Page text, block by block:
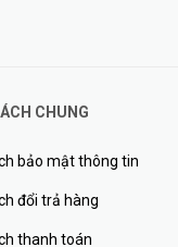
48 RJ-45
1000BASE-
1000BASE-
4 SFP+ 1/
CHUNG
bảo mật thông tin
đổi trả hàng
thanh toán